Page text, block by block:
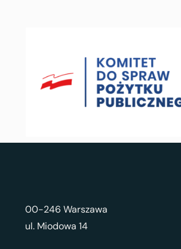
00-246 Warszawa
ul. Miodowa 14